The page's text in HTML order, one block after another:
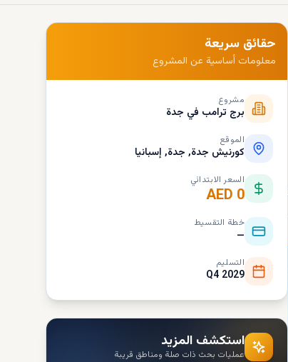
حقائق سريعة
معلومات أساسية عن المشروع
مشروع
برج ترامب في جدة
الموقع
كورنيش جدة, جدة, إسبانيا
السعر الابتدائي
AED 0
خطة التقسيط
—
التسليم
Q4 2029
استكشف المزيد
عمليات بحث ذات صلة ومناطق قريبة